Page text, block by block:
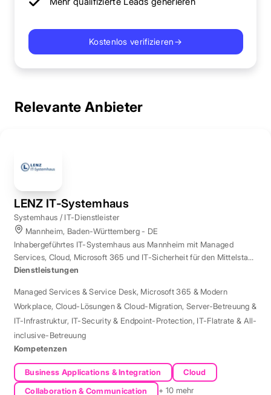
Kostenlos verifizieren→
Relevante Anbieter
LENZ IT-Systemhaus
Systemhaus / IT-Dienstleister
Mannheim, Baden-Württemberg - DE
Inhabergeführtes IT-Systemhaus aus Mannheim mit Managed
Services, Cloud, Microsoft 365 und IT-Sicherheit für den Mittelstand
der Region Rhein-Neckar.
Dienstleistungen
Managed Services & Service Desk, Microsoft 365 & Modern
Workplace, Cloud-Lösungen & Cloud-Migration, Server-Betreuung &
IT-Infrastruktur, IT-Security & Endpoint-Protection, IT-Flatrate & All-
inclusive-Betreuung
Kompetenzen
Business Applications & Integration
Cloud
Collaboration & Communication
+ 10 mehr